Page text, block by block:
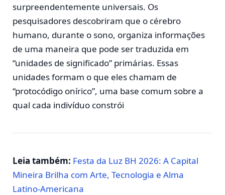
surpreendentemente universais. Os
pesquisadores descobriram que o cérebro
humano, durante o sono, organiza informações
de uma maneira que pode ser traduzida em
“unidades de significado” primárias. Essas
unidades formam o que eles chamam de
“protocódigo onírico”, uma base comum sobre a
qual cada indivíduo constrói
Leia também: Festa da Luz BH 2026: A Capital
Mineira Brilha com Arte, Tecnologia e Alma
Latino-Americana